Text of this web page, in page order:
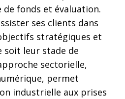
de fonds et évaluation.
ses clients dans
stratégiques et
soit leur stade de
sectorielle,
permet
industrielle aux prises